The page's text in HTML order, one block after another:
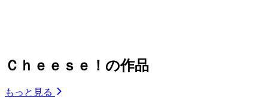
Ｃｈｅｅｓｅ！の作品
もっと見る